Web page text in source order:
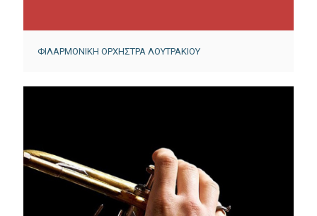
ΦΙΛΑΡΜΟΝΙΚΗ ΟΡΧΗΣΤΡΑ ΛΟΥΤΡΑΚΙΟΥ